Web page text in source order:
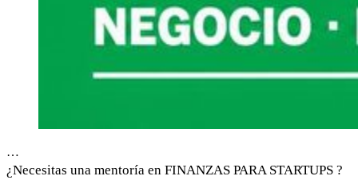
…
¿Necesitas una mentoría en FINANZAS PARA STARTUPS ?